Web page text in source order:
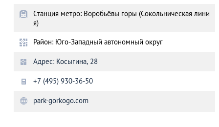
Станция метро: Воробьёвы горы (Сокольническая лини
я)
Район: Юго-Западный автономный округ
Адрес: Косыгина, 28
+7 (495) 930-36-50
park-gorkogo.com